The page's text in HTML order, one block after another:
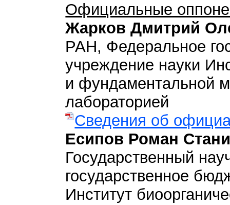
Официальные
Жарков Дмитрий
РАН, Федеральное
учреждение науки
и фундаментальной
лабораторией
Сведения об
Есипов Роман
Государственный
государственное
Институт